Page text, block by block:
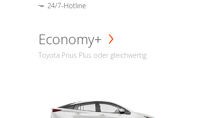
24/7-Hotline
Economy+
Toyota Prius Plus oder gleichwertig